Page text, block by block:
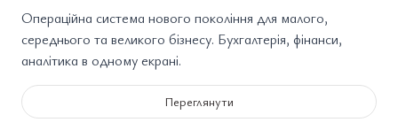
Операційна система нового покоління для малого,
середнього та великого бізнесу. Бухгалтерія, фінанси,
аналітика в одному екрані.
Переглянути